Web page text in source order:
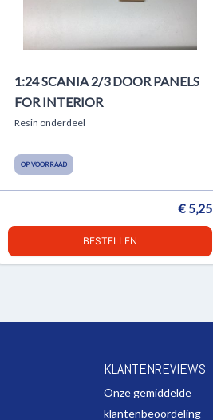
1:24 SCANIA 2/3 DOOR PANELS
FOR INTERIOR
Resin onderdeel
OP VOORRAAD
€ 5,25
BESTELLEN
KLANTENREVIEWS
Onze gemiddelde
klantenbeoordeling